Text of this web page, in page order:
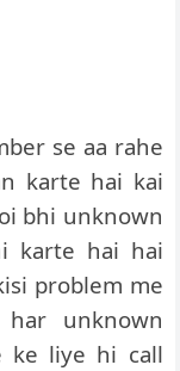
se aa rahe
karte hai kai
bhi unknown
karte hai hai
problem me
unknown
ke liye hi call